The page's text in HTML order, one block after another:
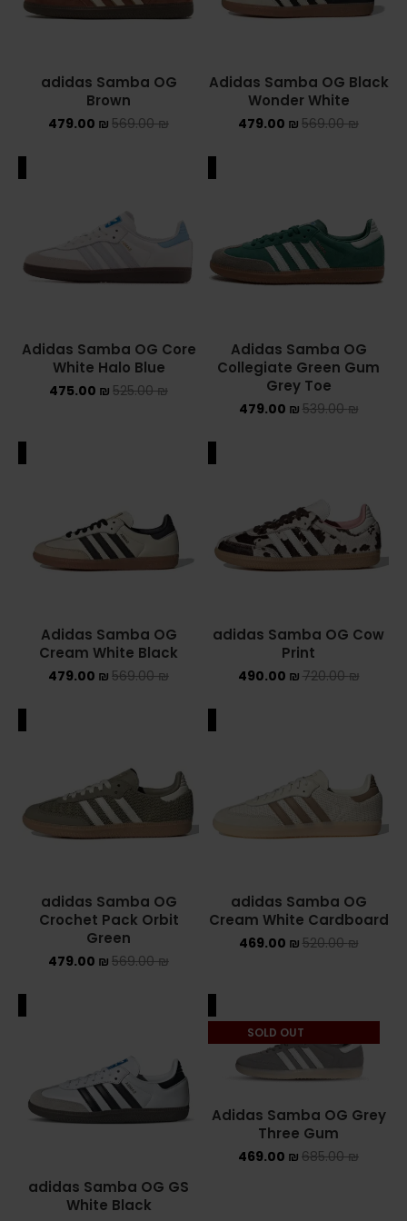
Adidas Samba OG Black
Wonder White
569.00₪
479.00 ₪
adidas Samba OG
Brown
569.00₪
479.00 ₪
Adidas Samba OG
Collegiate Green Gum
Grey Toe
539.00₪
479.00 ₪
Adidas Samba OG Core
White Halo Blue
525.00₪
475.00 ₪
adidas Samba OG Cow
Print
720.00₪
490.00 ₪
Adidas Samba OG
Cream White Black
569.00₪
479.00 ₪
adidas Samba OG
Cream White Cardboard
520.00₪
469.00 ₪
adidas Samba OG
Crochet Pack Orbit
Green
569.00₪
479.00 ₪
SOLD OUT
Adidas Samba OG Grey
Three Gum
685.00₪
469.00 ₪
adidas Samba OG GS
White Black